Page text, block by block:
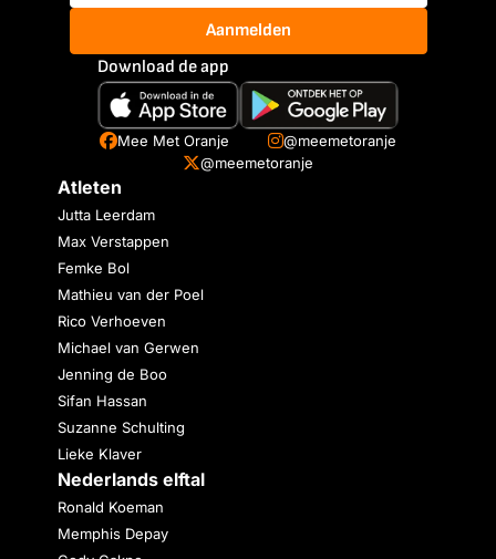
Aanmelden
Download de app
Mee Met Oranje
@meemetoranje
@meemetoranje
Atleten
Jutta Leerdam
Max Verstappen
Femke Bol
Mathieu van der Poel
Rico Verhoeven
Michael van Gerwen
Jenning de Boo
Sifan Hassan
Suzanne Schulting
Lieke Klaver
Nederlands elftal
Ronald Koeman
Memphis Depay